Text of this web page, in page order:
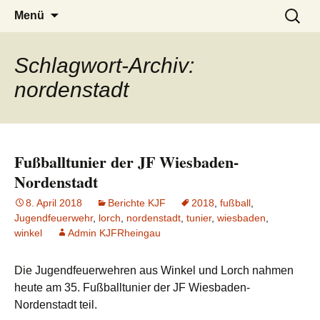
Menü
Suchen
nach:
Schlagwort-Archiv:
nordenstadt
Fußballtunier der JF Wiesbaden-
Nordenstadt
8. April 2018 Berichte KJF 2018 fußball
Jugendfeuerwehr, lorch nordenstadt tunier, wiesbaden
winkel
Admin KJFRheingau
Die Jugendfeuerwehren aus Winkel und Lorch nahmen
heute am 35. Fußballtunier der JF Wiesbaden-
Nordenstadt teil.